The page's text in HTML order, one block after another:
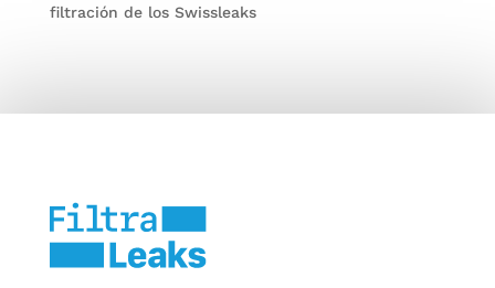
filtración de los Swissleaks